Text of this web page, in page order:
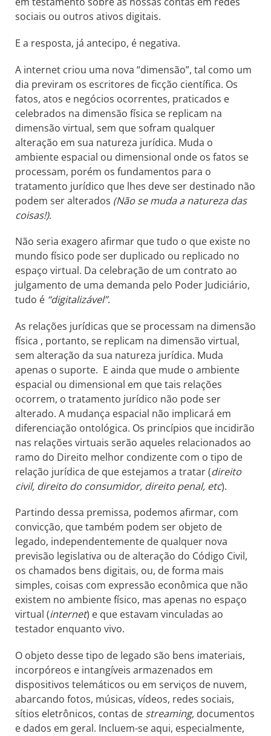
sociais ou outros ativos digitais.
E a resposta, já antecipo, é negativa.
A internet criou uma nova “dimensão”, tal como um
dia previram os escritores de ficção científica. Os
fatos, atos e negócios ocorrentes, praticados e
celebrados na dimensão física se replicam na
dimensão virtual, sem que sofram qualquer
alteração em sua natureza jurídica. Muda o
ambiente espacial ou dimensional onde os fatos se
processam, porém os fundamentos para o
tratamento jurídico que lhes deve ser destinado não
podem ser alterados (Não se muda a natureza das
coisas!).
Não seria exagero afirmar que tudo o que existe no
mundo físico pode ser duplicado ou replicado no
espaço virtual. Da celebração de um contrato ao
julgamento de uma demanda pelo Poder Judiciário,
tudo é “digitalizável”.
As relações jurídicas que se processam na dimensão
física , portanto, se replicam na dimensão virtual,
sem alteração da sua natureza jurídica. Muda
apenas o suporte. E ainda que mude o ambiente
espacial ou dimensional em que tais relações
ocorrem, o tratamento jurídico não pode ser
alterado. A mudança espacial não implicará em
diferenciação ontológica. Os princípios que incidirão
nas relações virtuais serão aqueles relacionados ao
ramo do Direito melhor condizente com o tipo de
relação jurídica de que estejamos a tratar (direito
civil, direito do consumidor, direito penal, etc).
Partindo dessa premissa, podemos afirmar, com
convicção, que também podem ser objeto de
legado, independentemente de qualquer nova
previsão legislativa ou de alteração do Código Civil,
os chamados bens digitais, ou, de forma mais
simples, coisas com expressão econômica que não
existem no ambiente físico, mas apenas no espaço
virtual (internet) e que estavam vinculadas ao
testador enquanto vivo.
O objeto desse tipo de legado são bens imateriais,
incorpóreos e intangíveis armazenados em
dispositivos telemáticos ou em serviços de nuvem,
abarcando fotos, músicas, vídeos, redes sociais,
sítios eletrônicos, contas de streaming, documentos
e dados em geral. Incluem-se aqui, especialmente,